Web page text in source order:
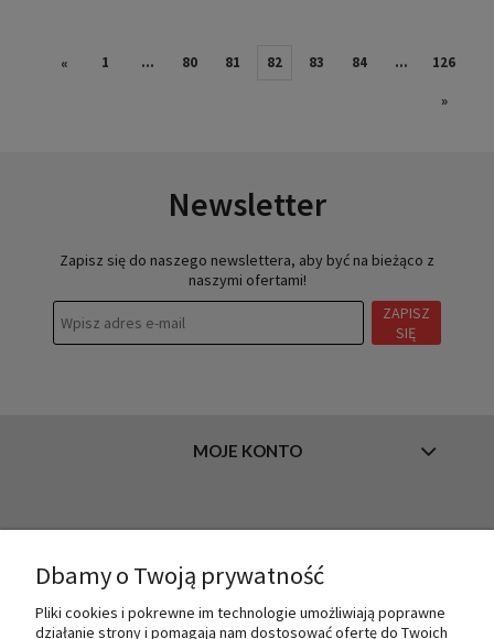
« 1 ... 80 81 82 83 84 ... 126
»
Newsletter
Zapisz się do naszego newslettera, aby być na bieżąco z
naszymi ofertami!
ZAPISZ
SIĘ
MOJE KONTO
INFORMACJE
O NAS
Dbamy o Twoją prywatność
Pliki cookies i pokrewne im technologie umożliwiają poprawne
działanie strony i pomagają nam dostosować ofertę do Twoich